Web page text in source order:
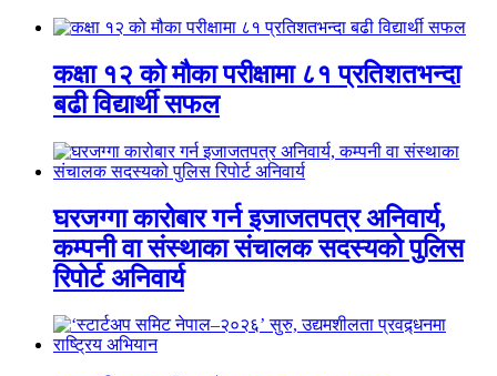
कक्षा १२ को मौका परीक्षामा ८१ प्रतिशतभन्दा
बढी विद्यार्थी सफल
घरजग्गा कारोबार गर्न इजाजतपत्र अनिवार्य,
कम्पनी वा संस्थाका संचालक सदस्यको पुलिस
रिपोर्ट अनिवार्य